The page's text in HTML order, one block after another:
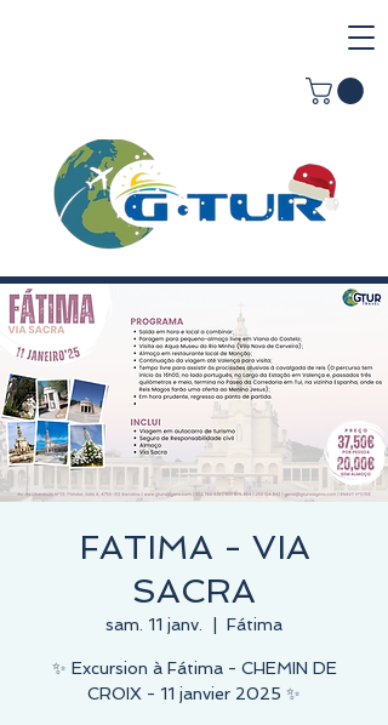
FATIMA - VIA
SACRA
sam. 11 janv. Fátima
✨ Excursion à Fátima - CHEMIN DE
CROIX - 11 janvier 2025 ✨